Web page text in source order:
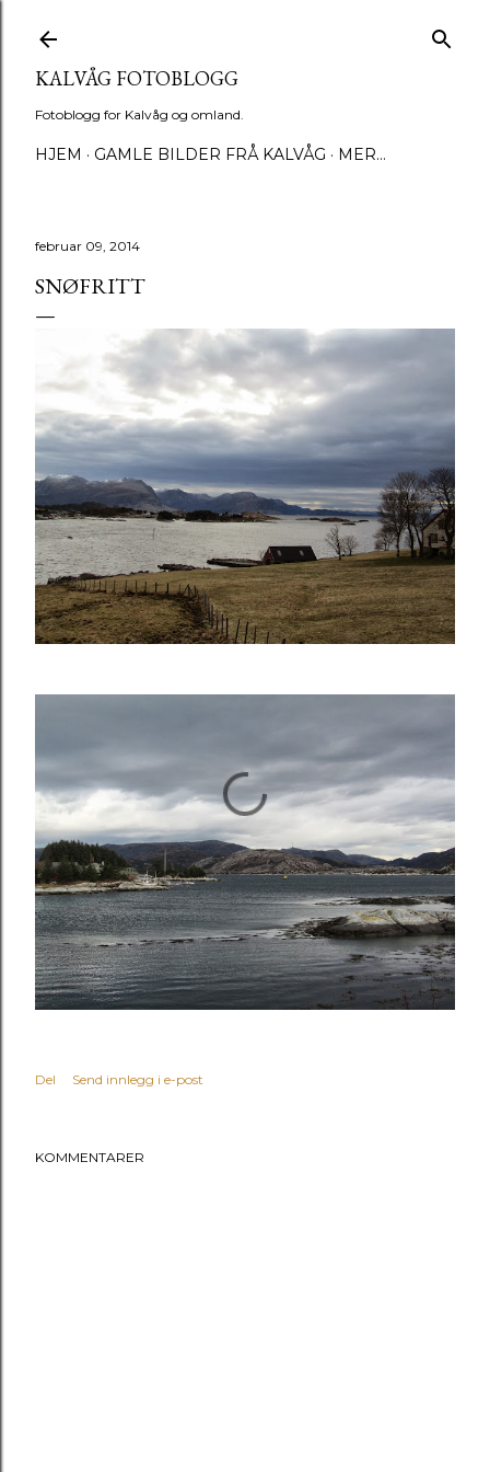
KALVÅG FOTOBLOGG
Fotoblogg for Kalvåg og omland.
HJEM GAMLE BILDER FRÅ KALVÅG MER…
februar 09, 2014
SNØFRITT
Del Send innlegg i e-post
KOMMENTARER